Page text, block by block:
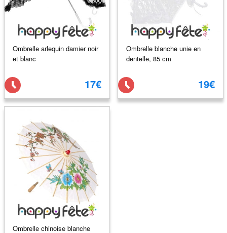
Ombrelle arlequin damier noir
et blanc
17€
Ombrelle blanche unie en
dentelle, 85 cm
19€
Ombrelle chinoise blanche